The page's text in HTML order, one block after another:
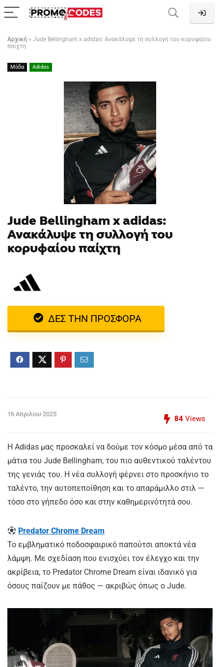
Αρχική » Jude Bellingham x adidas: Ανακάλυψε τη συλλογή του κορυφαίου
παίχτη
Μόδα Adidas
Jude Bellingham x adidas:
Ανακάλυψε τη συλλογή του
κορυφαίου παίχτη
ΔΕΣ ΤΗΝ ΠΡΟΣΦΟΡΑ
16 Απριλίου 2025
84 Views
Η Adidas μας προσκαλεί να δούμε τον κόσμο μέσα από τα
μάτια του Jude Bellingham, του πιο αυθεντικού ταλέντου
της γενιάς του. Η νέα συλλογή φέρνει στο προσκήνιο το
ταλέντο, την αυτοπεποίθηση και το απαράμιλλο στιλ —
τόσο στο γήπεδο όσο και στην καθημερινότητά σου.
Predator Chrome Dream
Το εμβληματικό ποδοσφαιρικό παπούτσι αποκτά νέα
λάμψη. Με σχεδίαση που ενισχύει τον έλεγχο και την
ακρίβεια, το Predator Chrome Dream είναι ιδανικό για
όσους παίζουν με πάθος — ακριβώς όπως ο Jude.